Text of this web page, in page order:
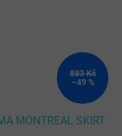
883 Kč
–49 %
MONTREAL SKIRT